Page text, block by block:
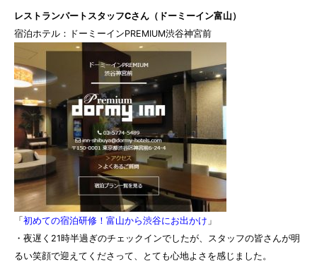
レストランパートスタッフCさん（ドーミーイン富山）
宿泊ホテル： ドーミーインPREMIUM渋谷神宮前
「初めての宿泊研修！富山から渋谷にお出かけ 」
・夜遅く21時半過ぎのチェックインでしたが、スタッフの皆さんが明
るい笑顔で迎えてくださって、とても心地よさを感じました。